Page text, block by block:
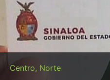
Centro, Norte